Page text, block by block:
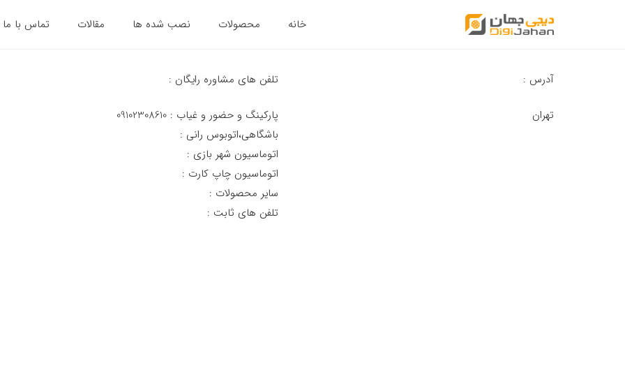
خانه محصولات نصب شده ها مقالات تماس با ما
آدرس :
تهران
تلفن های مشاوره رایگان :
پارکینگ و حضور و غیاب : 09102308610
باشگاهی،اتوبوس رانی :
اتوماسیون شهر بازی :
اتوماسیون چاپ کارت :
سایر محصولات :
تلفن های ثابت :